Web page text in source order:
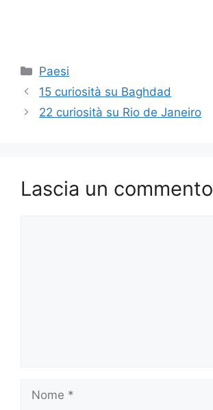
Categorie
Paesi
15 curiosità su Baghdad
22 curiosità su Rio de Janeiro
Lascia un commento
Nome